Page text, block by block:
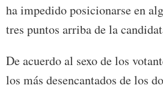
ha impedido posicionarse en
tres puntos arriba de la
De acuerdo al sexo de los
los más desencantados de los